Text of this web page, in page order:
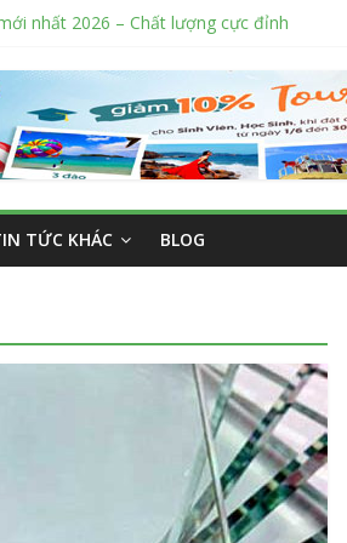
nhất 2026 – Chất lượng cực đỉnh
tận nơi giá rẻ, uy tín nhất hiện nay
yêu cầu Siêu Rẻ Lại Độc Quyền
bền được các trường sử dụng nhiều nhất
uy tín được đánh giá High
TỨC KHÁC BLOG